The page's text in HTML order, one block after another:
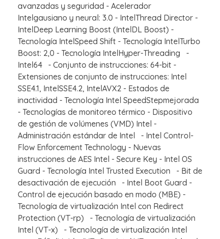
avanzadas y seguridad - Acelerador
Intelgausiano y neural: 3.0 - IntelThread Director -
IntelDeep Learning Boost (IntelDL Boost) -
Tecnología IntelSpeed Shift - Tecnología IntelTurbo
Boost: 2,0 - Tecnología IntelHyper-Threading -
Intel64 - Conjunto de instrucciones: 64-bit -
Extensiones de conjunto de instrucciones: Intel
SSE4.1, IntelSSE4.2, IntelAVX2 - Estados de
inactividad - Tecnología Intel SpeedStepmejorada
- Tecnologías de monitoreo térmico - Dispositivo
de gestión de volúmenes (VMD) Intel -
Administración estándar de Intel - Intel Control-
Flow Enforcement Technology - Nuevas
instrucciones de AES Intel - Secure Key - Intel OS
Guard - Tecnología Intel Trusted Execution - Bit de
desactivación de ejecución - Intel Boot Guard -
Control de ejecución basado en modo (MBE) -
Tecnología de virtualización Intel con Redirect
Protection (VT-rp) - Tecnología de virtualización
Intel (VT-x) - Tecnología de virtualización Intel